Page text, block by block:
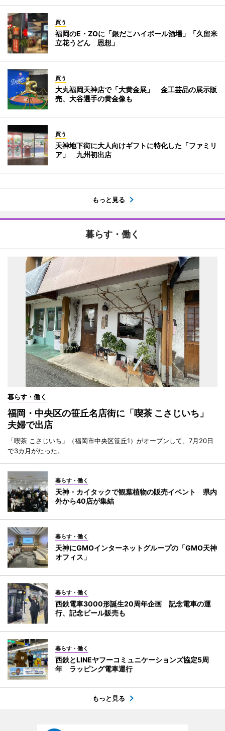
買う
福岡のE・ZOに「銀だこハイボール酒場」「久留米
立花うどん 恩想」
買う
大丸福岡天神店で「大黄金展」 金工芸品の展示販
売、大谷選手の黄金像も
買う
天神地下街に大人向けギフトに特化した「ファミリ
ア」 九州初出店
もっと見る
暮らす・働く
暮らす・働く
福岡・中央区の笹丘名店街に「喫茶 こさじいち」
夫婦で出店
「喫茶 こさじいち」（福岡市中央区笹丘1）がオープンして、7月20日
で3カ月がたった。
暮らす・働く
天神・カイタックで観葉植物の販売イベント 県内
外から40店が集結
暮らす・働く
天神にGMOインターネットグループの「GMO天神
オフィス」
暮らす・働く
西鉄電車3000形誕生20周年企画 記念電車の運
行、記念ビール販売も
暮らす・働く
西鉄とLINEヤフーコミュニケーションズ協定5周
年 ラッピング電車運行
もっと見る